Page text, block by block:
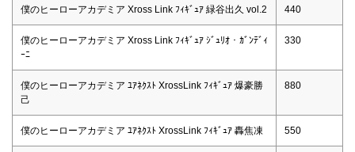
僕のヒーローアカデミア Xross Link ﾌｨｷﾞｭｱ 緑谷出久 vol.2 440
僕のヒーローアカデミア Xross Link ﾌｨｷﾞｭｱ ｼﾞｭﾘｵ・ｶﾞﾝﾃﾞｨ
ｰﾆ
330
僕のヒーローアカデミア ﾕｱﾈｸｽﾄ XrossLink ﾌｨｷﾞｭｱ 爆豪勝
己
880
僕のヒーローアカデミア ﾕｱﾈｸｽﾄ XrossLink ﾌｨｷﾞｭｱ 轟焦凍 550